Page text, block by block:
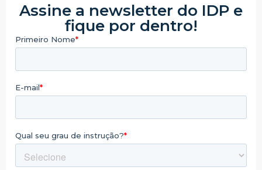
Assine a newsletter do IDP e
fique por dentro!